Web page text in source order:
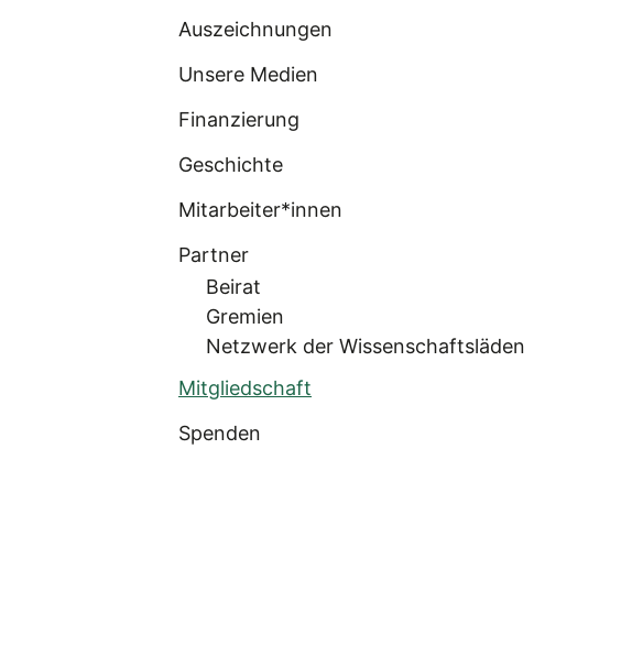
Auszeichnungen
Unsere Medien
Finanzierung
Geschichte
Mitarbeiter*innen
Partner
Beirat
Gremien
Netzwerk der Wissenschaftsläden
Mitgliedschaft
Spenden